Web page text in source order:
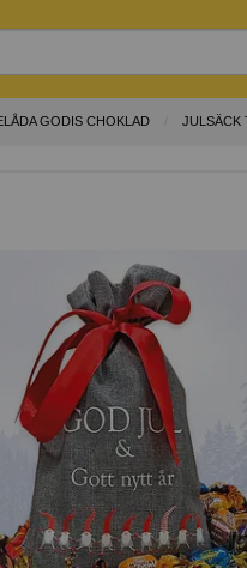
GODIS CHOKLAD JULSÄCK